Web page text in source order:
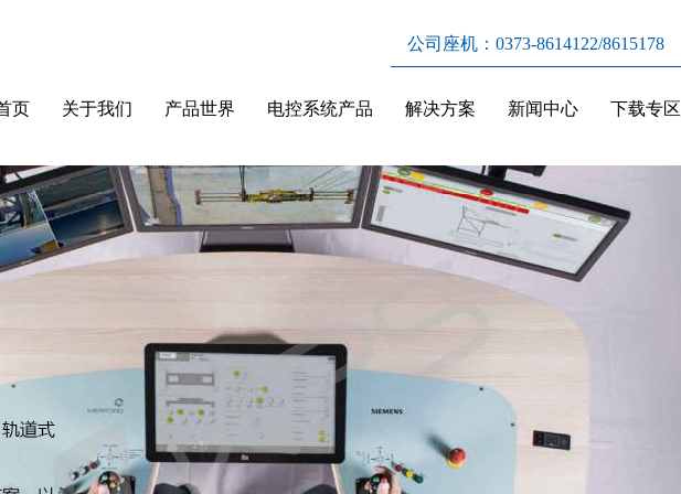
公司座机：0373-8614122/8615178
页 关于我们 产品世界 电控系统产品 解决方案 新闻中心 下载专区